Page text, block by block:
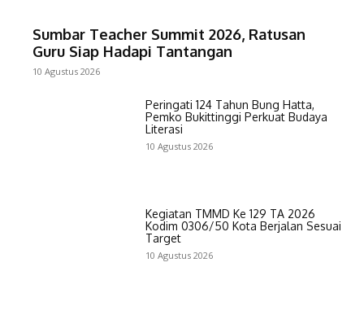
Sumbar Teacher Summit 2026, Ratusan
Guru Siap Hadapi Tantangan
10 Agustus 2026
Peringati 124 Tahun Bung Hatta,
Pemko Bukittinggi Perkuat Budaya
Literasi
10 Agustus 2026
Kegiatan TMMD Ke 129 TA 2026
Kodim 0306/50 Kota Berjalan Sesuai
Target
10 Agustus 2026